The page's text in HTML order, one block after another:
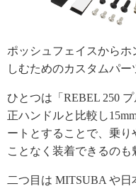
ポッシュフェイスからホ
しむためのカスタムパー
ひとつは「REBEL 250
正ハンドルと比較し
ートとすることで、乗
ことなく装着できるのも
二つ目は MITSUBA や日